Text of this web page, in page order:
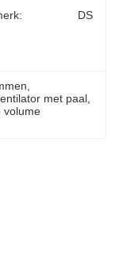
DS
met paal
volume